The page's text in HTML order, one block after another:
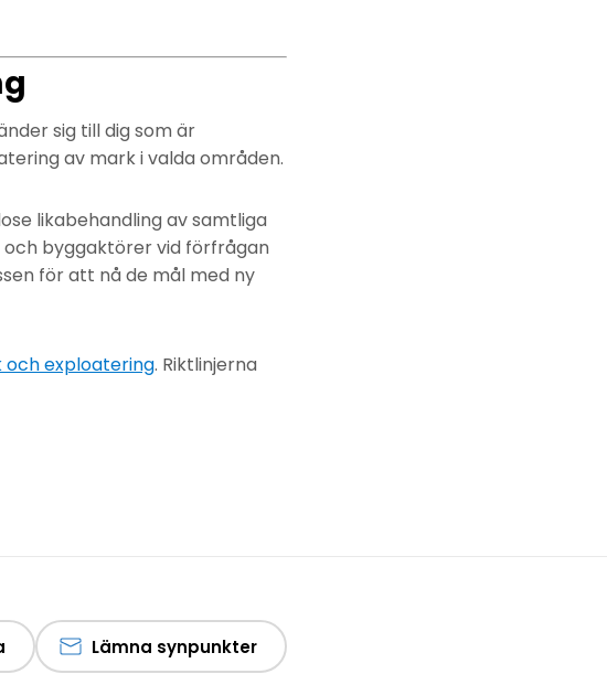
sig till dig som är
av mark i valda områden.
likabehandling av samtliga
byggaktörer vid förfrågan
för att nå de mål med ny
exploatering. Riktlinjerna
Lämna synpunkter